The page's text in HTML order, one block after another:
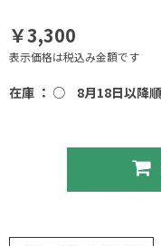
￥3,300
表示価格は税込み金額です
在庫 ： ○ 8月18日以降